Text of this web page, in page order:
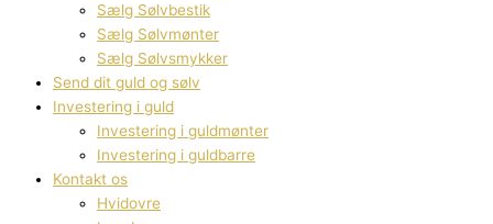
Sælg Sølvbestik
Sælg Sølvmønter
Sælg Sølvsmykker
Send dit guld og sølv
Investering i guld
Investering i guldmønter
Investering i guldbarre
Kontakt os
Hvidovre